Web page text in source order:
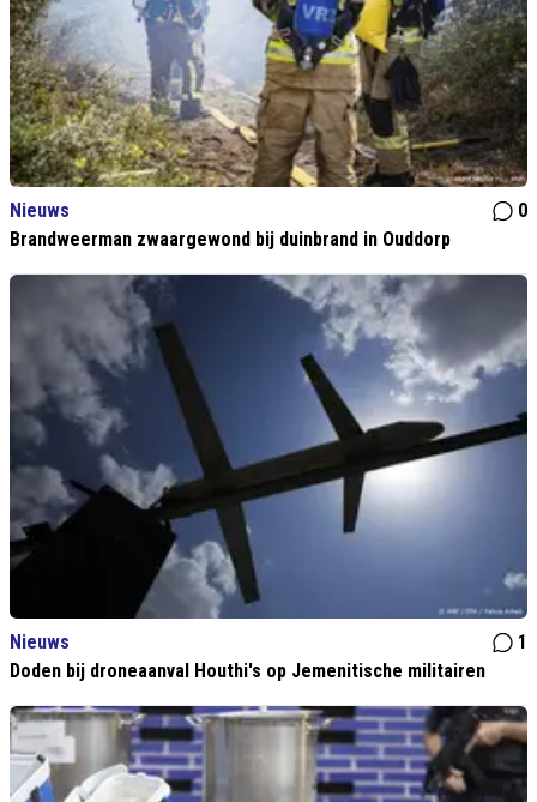
Nieuws
0
Brandweerman zwaargewond bij duinbrand in Ouddorp
Nieuws
1
Doden bij droneaanval Houthi's op Jemenitische militairen